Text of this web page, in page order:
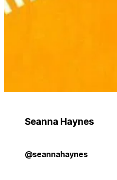
Seanna Haynes
@seannahaynes